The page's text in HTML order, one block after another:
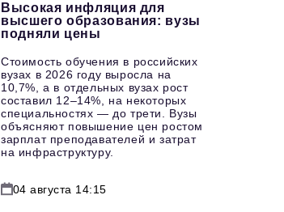
Высокая инфляция для
высшего образования: вузы
подняли цены
Стоимость обучения в российских
вузах в 2026 году выросла на
10,7%, а в отдельных вузах рост
составил 12–14%, на некоторых
специальностях — до трети. Вузы
объясняют повышение цен ростом
зарплат преподавателей и затрат
на инфраструктуру.
04 августа 14:15